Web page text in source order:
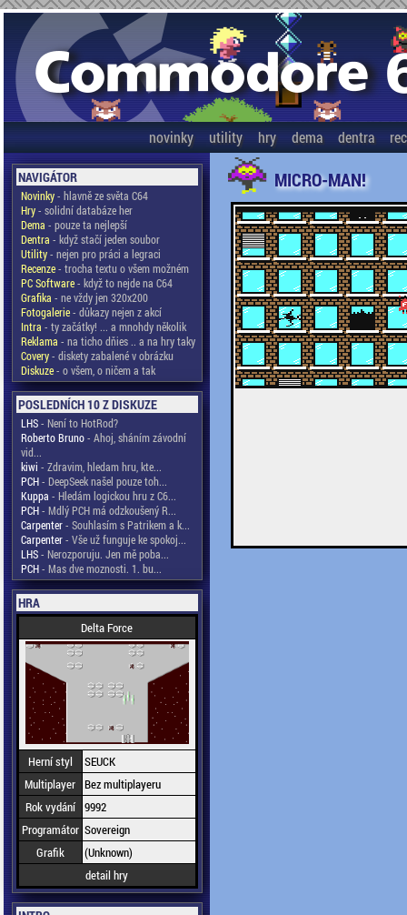
novinky utility hry dema dentra
NAVIGÁTOR
Novinky- hlavně ze světa C64
Hry- solidní databáze her
Dema - pouze ta nejlepší
Dentra - když stačí jeden soubor
Utility- nejen pro práci a legraci
Recenze- trocha textu o všem možném
PC Software- když to nejde na C64
Grafika - ne vždy jen 320x200
Fotogalerie- důkazy nejen z akcí
Intra - ty začátky! ... a mnohdy několik
Reklama - na ticho dňies .. a na hry taky
Covery- diskety zabalené v obrázku
Diskuze- o všem, o ničem a tak
POSLEDNÍCH 10 Z DISKUZE
LHS- Není to HotRod?
Roberto Bruno- Ahoj, sháním závodní
vid...
kiwi - Zdravim, hledam hru, kte...
PCH- DeepSeek našel pouze toh...
Kuppa - Hledám logickou hru z C6...
PCH- Mdlý PCH má odzkoušený R...
Carpenter- Souhlasím s Patrikem a k...
Carpenter- Vše už funguje ke spokoj...
LHS- Nerozporuju. Jen mě poba...
PCH- Mas dve moznosti. 1. bu...
HRA
Delta Force
Herní styl
SEUCK
Multiplayer Bez multiplayeru
Rok vydání 9992
Programátor Sovereign
Grafik
(Unknown)
detail hry
MICRO-MAN!